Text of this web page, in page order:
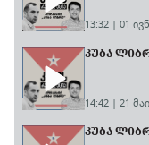
13:32 | 01
ᲙᲣᲑᲐ
14:42 | 21
ᲙᲣᲑᲐ